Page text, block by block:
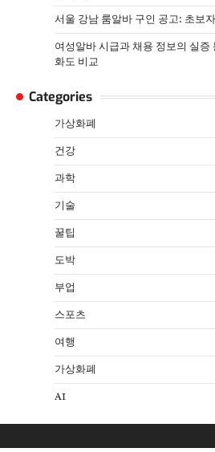
서울 강남 룸알바 구인 공고: 초보
여성알바 시급과 채용 정보의 실증
화도 비교
Categories
가상화폐
건강
과학
기술
꿀팁
도박
부업
스포츠
여행
가상화폐
AI